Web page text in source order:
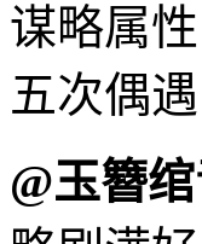
谋略属
五次偶
@玉簪绾